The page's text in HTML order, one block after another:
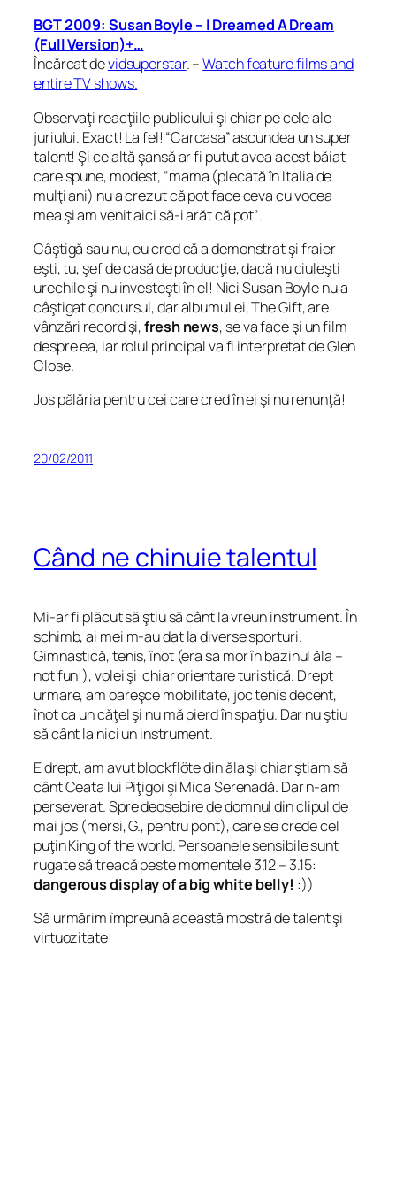
BGT 2009: Susan Boyle – I Dreamed A Dream
(Full Version)+…
Încărcat devidsuperstar. –Watch feature films and
entire TV shows.
Observaţi reacţiile publicului şi chiar pe cele ale
juriului. Exact! La fel! “Carcasa” ascundea un super
talent! Şi ce altă şansă ar fi putut avea acest băiat
care spune, modest, “mama (plecată în Italia de
mulţi ani) nu a crezut că pot face ceva cu vocea
mea şi am venit aici să-i arăt că pot“.
Câştigă sau nu, eu cred că a demonstrat şi fraier
eşti, tu, şef de casă de producţie, dacă nu ciuleşti
urechile şi nu investeşti în el! Nici Susan Boyle nu a
câştigat concursul, dar albumul ei, The Gift, are
vânzări record şi,fresh news, se va face şi un film
despre ea, iar rolul principal va fi interpretat de Glen
Close.
Jos pălăria pentru cei care cred în ei şi nu renunţă!
20/02/2011
Când ne chinuie talentul
Mi-ar fi plăcut să ştiu să cânt la vreun instrument. În
schimb, ai mei m-au dat la diverse sporturi.
Gimnastică, tenis, înot (era sa mor în bazinul ăla –
not fun!), volei şi chiar orientare turistică. Drept
urmare, am oareşce mobilitate, joc tenis decent,
înot ca un căţel şi nu mă pierd în spaţiu. Dar nu ştiu
să cânt la nici un instrument.
E drept, am avut blockflöte din ăla şi chiar ştiam să
cânt Ceata lui Piţigoi şi Mica Serenadă. Dar n-am
perseverat. Spre deosebire de domnul din clipul de
mai jos (mersi, G., pentru pont), care se crede cel
puţin King of the world. Persoanele sensibile sunt
rugate să treacă peste momentele 3.12 – 3.15:
dangerous display of a big white belly! :))
Să urmărim împreună această mostră de talent şi
virtuozitate!